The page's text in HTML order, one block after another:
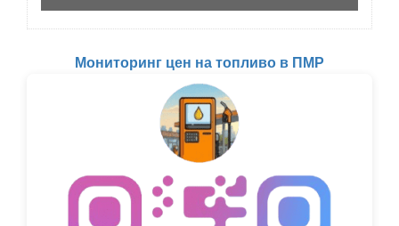
Мониторинг цен на топливо в ПМР